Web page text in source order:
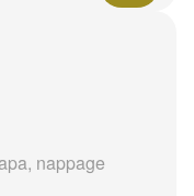
nappage